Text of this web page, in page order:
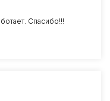
Спасибо!!!